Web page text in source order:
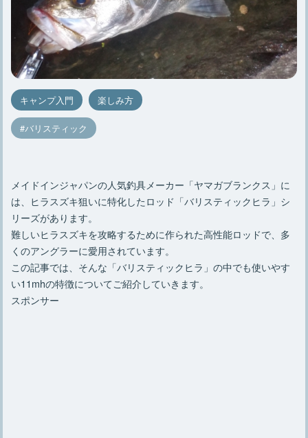
キャンプ入門 楽しみ方
バリスティック
メイドインジャパンの人気釣具メーカー「ヤマガブランクス」に
は、ヒラスズキ狙いに特化したロッド「バリスティックヒラ」シ
リーズがあります。
難しいヒラスズキを攻略するために作られた高性能ロッドで、多
くのアングラーに愛用されています。
この記事では、そんな「バリスティックヒラ」の中でも使いやす
い11mhの特徴についてご紹介していきます。
スポンサー